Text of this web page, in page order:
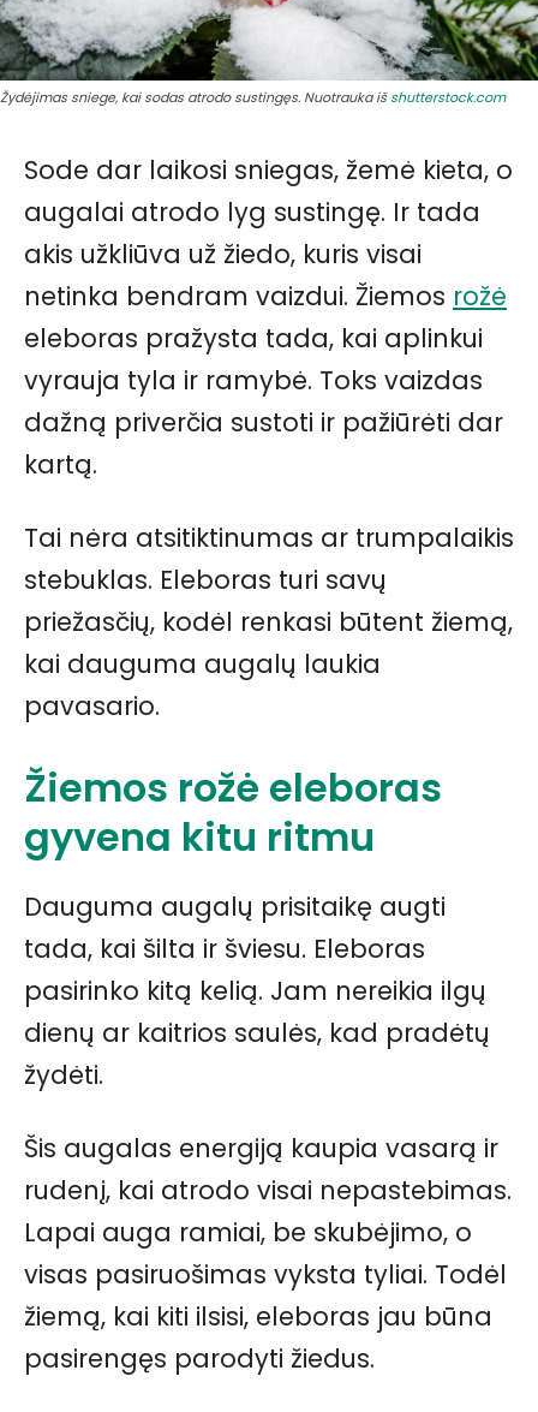
Žydėjimas sniege, kai sodas atrodo sustingęs. Nuotrauka išshutterstock.com
Sode dar laikosi sniegas, žemė kieta, o
augalai atrodo lyg sustingę. Ir tada
akis užkliūva už žiedo, kuris visai
netinka bendram vaizdui. Žiemos rožė
eleboras pražysta tada, kai aplinkui
vyrauja tyla ir ramybė. Toks vaizdas
dažną priverčia sustoti ir pažiūrėti dar
kartą.
Tai nėra atsitiktinumas ar trumpalaikis
stebuklas. Eleboras turi savų
priežasčių, kodėl renkasi būtent žiemą,
kai dauguma augalų laukia
pavasario.
Žiemos rožė eleboras
gyvena kitu ritmu
Dauguma augalų prisitaikę augti
tada, kai šilta ir šviesu. Eleboras
pasirinko kitą kelią. Jam nereikia ilgų
dienų ar kaitrios saulės, kad pradėtų
žydėti.
Šis augalas energiją kaupia vasarą ir
rudenį, kai atrodo visai nepastebimas.
Lapai auga ramiai, be skubėjimo, o
visas pasiruošimas vyksta tyliai. Todėl
žiemą, kai kiti ilsisi, eleboras jau būna
pasirengęs parodyti žiedus.